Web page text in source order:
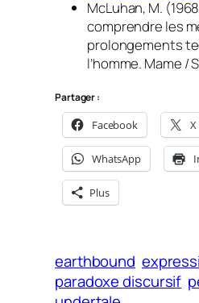
McLuhan, M.
comprendre les
prolongements
l’homme. Mame /
Partager :
Facebook X
WhatsApp
Plus
earthbound
paradoxe discursif